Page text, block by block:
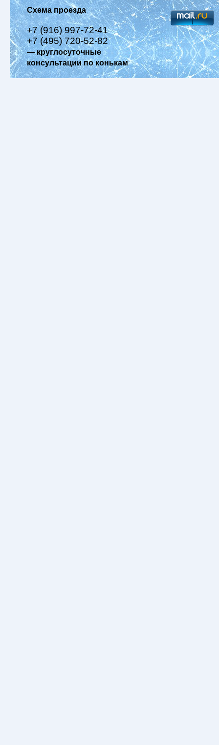
Схема проезда
+7 (916) 997-72-41
+7 (495) 720-52-82
— круглосуточные
консультации по конькам